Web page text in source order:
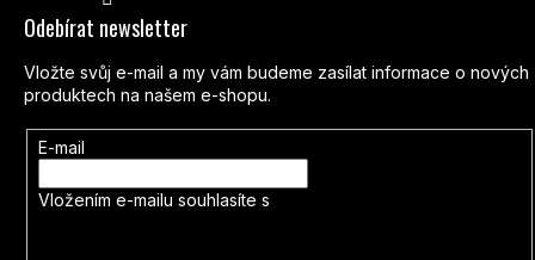
Odebírat newsletter
Vložte svůj e-mail a my vám budeme zasílat informace o nových
produktech na našem e-shopu.
E-mail
Vložením e-mailu souhlasíte s